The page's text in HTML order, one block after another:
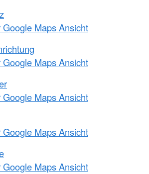
Google Maps Ansicht
Google Maps Ansicht
Google Maps Ansicht
Google Maps Ansicht
Google Maps Ansicht